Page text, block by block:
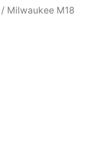
/ Milwaukee M18